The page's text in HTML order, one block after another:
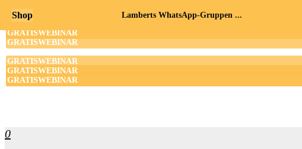
0
Shop Lamberts WhatsApp-Gruppen ...